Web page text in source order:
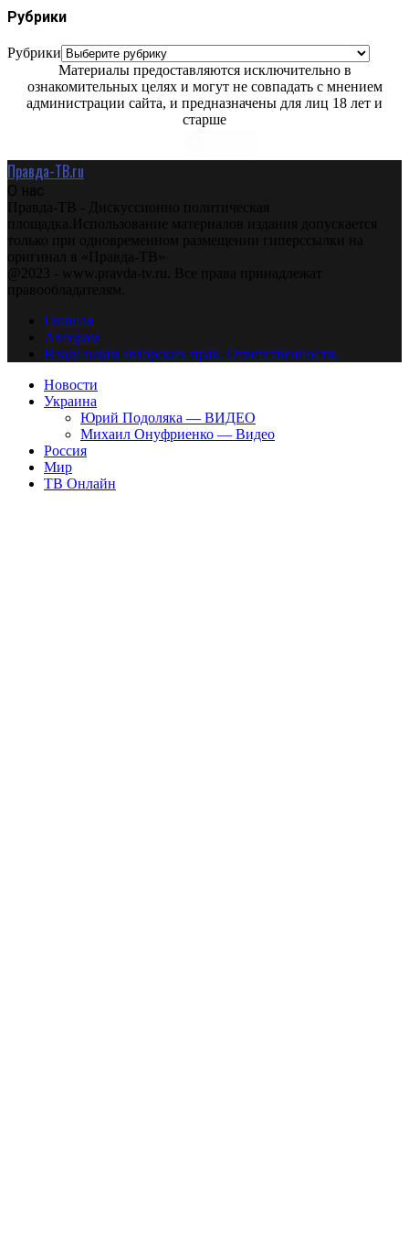
Рубрики
Рубрики
Материалы предоставляются исключительно в
ознакомительных целях и могут не совпадать с мнением
администрации сайта, и предназначены для лиц 18 лет и
старше
Правда-ТВ.ru
О нас
Правда-ТВ - Дискуссионно политическая
площадка.Использование материалов издания допускается
только при одновременном размещении гиперссылки на
оригинал в «Правда-ТВ»
@2023 - www.pravda-tv.ru. Все права принадлежат
правообладателям.
Главная
Авторам
Владельцам авторских прав. Ответственности.
Новости
Украина
Юрий Подоляка — ВИДЕО
Михаил Онуфриенко — Видео
Россия
Мир
ТВ Онлайн